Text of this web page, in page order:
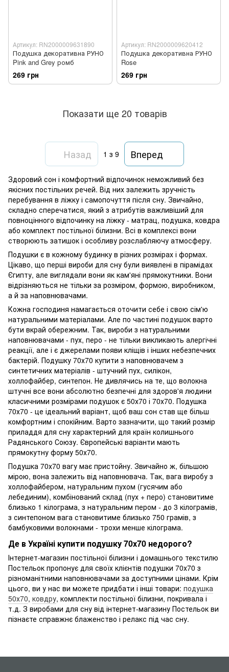
Артикул: RN2000009631890
Подушка декоративна РУНО
Pink and Grey ромб
269 грн
Артикул: RN2000009620412
Подушка декоративна РУНО
Rose
269 грн
Показати ще 20 товарів
Назад 1 з 9 Вперед
Здоровий сон і комфортний відпочинок неможливий без
якісних постільних речей. Від них залежить зручність
перебування в ліжку і самопочуття після сну. Звичайно,
складно сперечатися, який з атрибутів важливіший для
повноцінного відпочинку на ліжку - матрац, подушка, ковдра
або комплект постільної білизни. Всі в комплексі вони
створюють затишок і особливу розслабляючу атмосферу.
Подушки є в кожному будинку в різних розмірах і формах.
Цікаво, що перші вироби для сну були виявлені в пірамідах
Єгипту, але виглядали вони як кам'яні прямокутники. Вони
відрізняються не тільки за розміром, формою, виробником,
а й за наповнювачами.
Кожна господиня намагається оточити себе і свою сім'ю
натуральними матеріалами. Але по частині подушок варто
бути вкрай обережним. Так, вироби з натуральними
наповнювачами - пух, перо - не тільки викликають алергічні
реакції, але і є джерелами появи кліщів і інших небезпечних
бактерій. Подушку 70х70 купити з наповнювачем з
синтетичних матеріалів - штучний пух, силікон,
холлофайбер, синтепон. Не дивлячись на те, що волокна
штучні все вони абсолютно безпечні для здоров'я людини
класичними розмірами подушок є 50х70 і 70х70. Подушка
70х70 - це ідеальний варіант, щоб ваш сон став ще більш
комфортним і спокійним. Варто зазначити, що такий розмір
приладдя для сну характерний для країн колишнього
Радянського Союзу. Європейські варіанти мають
прямокутну форму 50х70.
Подушка 70х70 вагу має пристойну. Звичайно ж, більшою
мірою, вона залежить від наповнювача. Так, вага виробу з
холлофайбером, натуральним пухом (гусячим або
лебединим), комбінований склад (пух + перо) становитиме
близько 1 кілограма, з натуральним пером - до 3 кілограмів,
з синтепоном вага становитиме близько 750 грамів, з
бамбуковими волокнами - трохи менше кілограма.
Де в Україні купити подушку 70х70 недорого?
Інтернет-магазин постільної білизни і домашнього текстилю
Постельок пропонує для своїх клієнтів подушки 70х70 з
різноманітними наповнювачами за доступними цінами. Крім
цього, ви у нас ви можете придбати і інші товари: подушка
50х70, ковдру, комплекти постільної білизни, покривала і
т.д. З виробами для сну від інтернет-магазину Постельок ви
пізнаєте справжнє блаженство і релакс під час сну.